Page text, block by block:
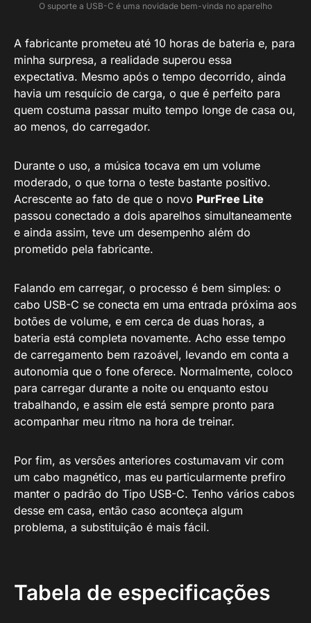
O suporte a USB-C é uma novidade bem-vinda no aparelho
A fabricante prometeu até 10 horas de bateria e, para
minha surpresa, a realidade superou essa
expectativa. Mesmo após o tempo decorrido, ainda
havia um resquício de carga, o que é perfeito para
quem costuma passar muito tempo longe de casa ou,
ao menos, do carregador.
Durante o uso, a música tocava em um volume
moderado, o que torna o teste bastante positivo.
Acrescente ao fato de que o novo PurFree Lite
passou conectado a dois aparelhos simultaneamente
e ainda assim, teve um desempenho além do
prometido pela fabricante.
Falando em carregar, o processo é bem simples: o
cabo USB-C se conecta em uma entrada próxima aos
botões de volume, e em cerca de duas horas, a
bateria está completa novamente. Acho esse tempo
de carregamento bem razoável, levando em conta a
autonomia que o fone oferece. Normalmente, coloco
para carregar durante a noite ou enquanto estou
trabalhando, e assim ele está sempre pronto para
acompanhar meu ritmo na hora de treinar.
Por fim, as versões anteriores costumavam vir com
um cabo magnético, mas eu particularmente prefiro
manter o padrão do Tipo USB-C. Tenho vários cabos
desse em casa, então caso aconteça algum
problema, a substituição é mais fácil.
Tabela de especificações